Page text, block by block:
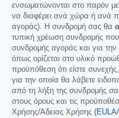
ενσωματώνονται στο παρόν
να διαφέρει ανά χώρα ή ανά
αγοράς). Η συνδρομή σας θα
τυπική χρέωση συνδρομής που
συνδρομής αγοράς και για την
όπως ορίζεται στο υλικό
προϋπόθεση ότι είστε
για την οποία θα λάβετε
από τη λήξη της συνδρομής
στους όρους και τις
Χρήσης/Άδειας Χρήσης